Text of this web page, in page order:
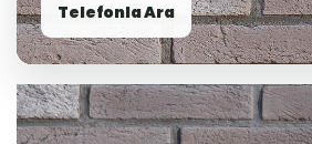
Telefonla Ara